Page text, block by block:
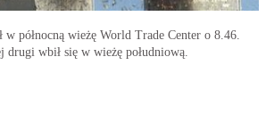
w północną wieżę World Trade Center o 8.46.
drugi wbił się w wieżę południową.